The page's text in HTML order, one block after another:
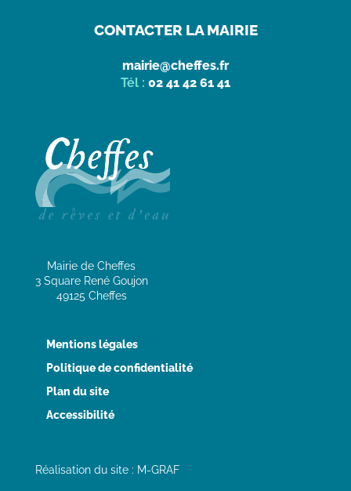
CONTACTER LA MAIRIE
mairie@cheffes.fr
Tél : 02 41 42 61 41
Mairie de Cheffes
3 Square René Goujon
49125 Cheffes
Mentions légales
Politique de confidentialité
Plan du site
Accessibilité
Réalisation du site : M-GRAF